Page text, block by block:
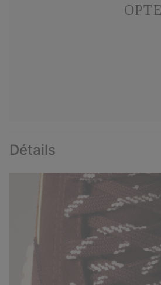
Détails